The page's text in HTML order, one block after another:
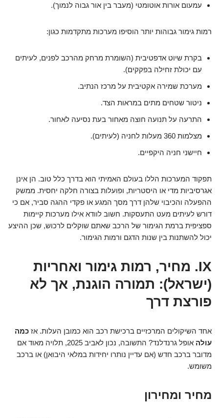
עמעום אורות אוטומטי (מעבר בין אור גבוה לנמוך).
רמות גימור גבוהות יותר הוסיפו מערכות מתקדמות כגון:
בקרת שיוט אדפטיבית (השומרת מרחק מהרכב לפנים, לעיתים
עם יכולת זחילה בפקקים).
מערכת שמירה אקטיבית על מרכז הנתיב.
ניטור שטחים מתים במראות הצד.
התרעה על תנועה חוצה מאחור בעת נסיעה לאחור.
מצלמות 360 מעלות לחניה (לעיתים).
חיישני חניה היקפיים.
תפקוד המערכות הללו בעולם האמיתי הוא בדרך כלל טוב. הן אינן
אגרסיביות מדי או היסטריות, ופועלות בצורה חלקה יחסית. ממשק
ההפעלה והכיבוי שלהן דרך מסך המגע או פקדי ההגה סביר, אם כי
דורש לעיתים מעט התעסקות. חשוב לוודא אילו מערכות קיימות
ספציפית ברמת הגימור של הרכב שאתם שוקלים לרכוש, שכן ההיצע
יכול להשתנות בין שנות הדגם ורמות הגימור.
IX. מחיר, רמות גימור ואחריות
(ישראל): תמורה הוגנת, אך לא
פורצת דרך
אחד השיקולים המרכזיים ברכישת רכב הוא כמובן העלות. אז כמה
עולה
אופל גרנדלנד? התשובה, נכון לאביב 2025, תלויה מאוד אם
מדובר ברכב חדש (אם עדיין נותרו יחידות במלאי היבואן) או ברכב
משומש.
מחיר ומחירון